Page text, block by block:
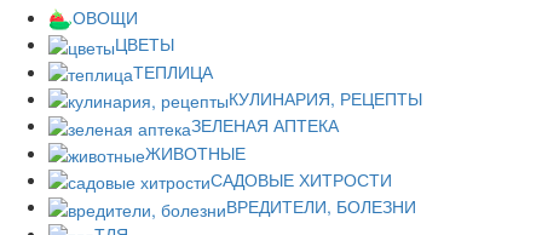
ОВОЩИ
ЦВЕТЫ
ТЕПЛИЦА
КУЛИНАРИЯ, РЕЦЕПТЫ
ЗЕЛЕНАЯ АПТЕКА
ЖИВОТНЫЕ
САДОВЫЕ ХИТРОСТИ
ВРЕДИТЕЛИ, БОЛЕЗНИ